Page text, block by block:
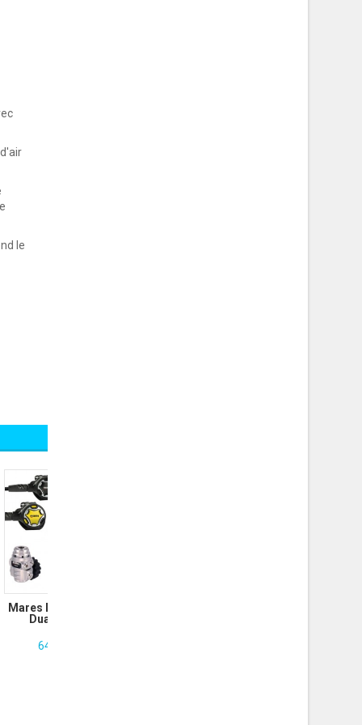
le
Mares Détendeur 62X
Dual Adj Per...
649.00 CHF